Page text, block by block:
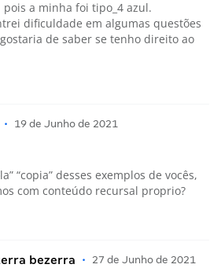
a minha foi tipo_4 azul.
dificuldade em algumas questões
de saber se tenho direito ao
• 19 de Junho de 2021
“copia” desses exemplos de vocês,
com conteúdo recursal proprio?
bezerra • 27 de Junho de 2021